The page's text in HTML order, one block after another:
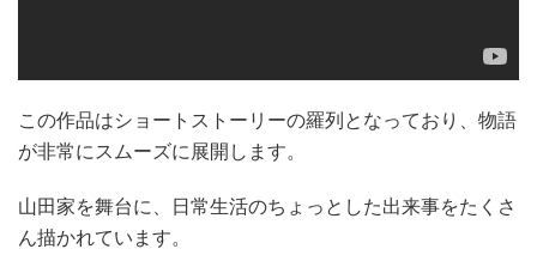
この作品はショートストーリーの羅列となっており、物語
が非常にスムーズに展開します。
山田家を舞台に、日常生活のちょっとした出来事をたくさ
ん描かれています。